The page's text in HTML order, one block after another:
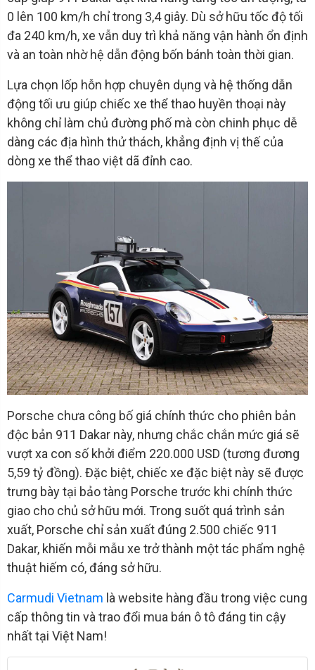
0 lên 100 km/h chỉ trong 3,4 giây. Dù sở hữu tốc độ tối
đa 240 km/h, xe vẫn duy trì khả năng vận hành ổn định
và an toàn nhờ hệ dẫn động bốn bánh toàn thời gian.
Lựa chọn lốp hỗn hợp chuyên dụng và hệ thống dẫn
động tối ưu giúp chiếc xe thể thao huyền thoại này
không chỉ làm chủ đường phố mà còn chinh phục dễ
dàng các địa hình thử thách, khẳng định vị thế của
dòng xe thể thao việt dã đỉnh cao.
Porsche chưa công bố giá chính thức cho phiên bản
độc bản 911 Dakar này, nhưng chắc chắn mức giá sẽ
vượt xa con số khởi điểm 220.000 USD (tương đương
5,59 tỷ đồng). Đặc biệt, chiếc xe đặc biệt này sẽ được
trưng bày tại bảo tàng Porsche trước khi chính thức
giao cho chủ sở hữu mới. Trong suốt quá trình sản
xuất, Porsche chỉ sản xuất đúng 2.500 chiếc 911
Dakar, khiến mỗi mẫu xe trở thành một tác phẩm nghệ
thuật hiếm có, đáng sở hữu.
Carmudi Vietnam là website hàng đầu trong việc cung
cấp thông tin và trao đổi mua bán ô tô đáng tin cậy
nhất tại Việt Nam!